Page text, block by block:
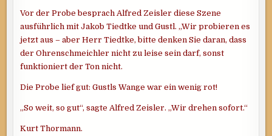
Vor der Probe besprach Alfred Zeisler diese Szene
ausführlich mit Jakob Tiedtke und Gustl. „Wir probieren es
jetzt aus – aber Herr Tiedtke, bitte denken Sie daran, dass
der Ohrenschmeichler nicht zu leise sein darf, sonst
funktioniert der Ton nicht.
Die Probe lief gut: Gustls Wange war ein wenig rot!
„So weit, so gut“, sagte Alfred Zeisler. „Wir drehen sofort.“
Kurt Thormann.